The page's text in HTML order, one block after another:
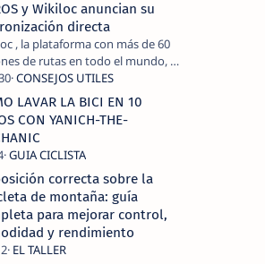
y Wikiloc anuncian su
directa
, la plataforma con más de 60
de rutas en todo el mundo, y
, marca de dispositivos GPS
mundialmente por su
LAVAR LA BICI EN 10
CON YANICH-THE-
correcta sobre la
de montaña: guía
para mejorar control,
y rendimiento